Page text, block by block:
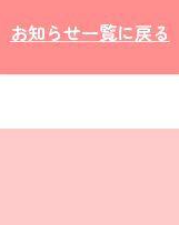
お知らせ一覧に戻る